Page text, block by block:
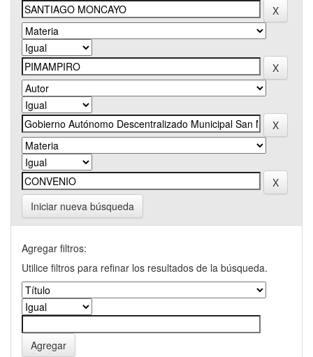
Iniciar nueva búsqueda
Agregar filtros:
Utilice filtros para refinar los resultados de la búsqueda.